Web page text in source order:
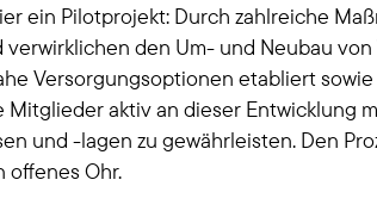
ein Pilotprojekt: Durch zahlreiche
den Um- und Neubau
Versorgungsoptionen etabliert
aktiv an dieser Entwicklung
und -lagen zu gewährleisten. Den
offenes Ohr.